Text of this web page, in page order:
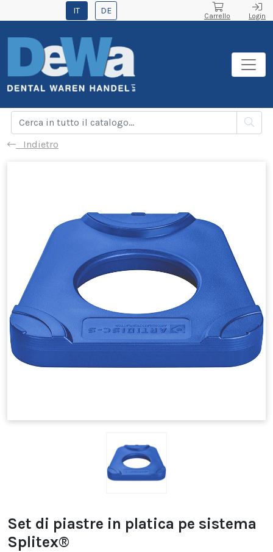
IT DE
Carrello Login
Indietro
Set di piastre in platica pe sistema
Splitex®